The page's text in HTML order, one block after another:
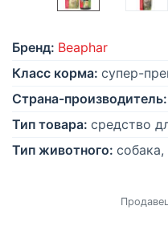
Бренд: Beaphar
Класс корма: супер-
Страна-производитель:
Тип товара: средство
Тип животного: